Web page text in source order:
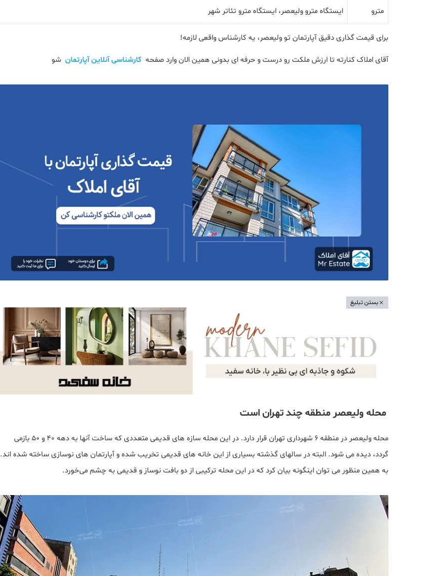
مترو ایستگاه مترو ولیعصر، ایستگاه مترو تئاتر شهر
برای قیمت گذاری دقیق آپارتمان تو ولیعصر، یه کارشناس واقعی لازمه!
آقای املاک کنارته تا ارزش ملکت رو درست و حرفه ای بدونی همین الان وارد صفحه کارشناسی آنلاین آپارتمان شو
بستن تبلیغ
محله ولیعصر منطقه چند تهران است
محله ولیعصر در منطقه ۶ شهرداری تهران قرار دارد. در این محله سازه های قدیمی متعددی که ساخت آنها به دهه 40 و 50 بازمی
گردد، دیده می شود. البته در سالهای گذشته بسیاری از این خانه های قدیمی تخریب شده و آپارتمان های نوسازی ساخته شده اند.
به همین منظور می توان اینگونه بیان کرد که در این محله ترکیبی از دو بافت نوساز و قدیمی به چشم می‌خورد.